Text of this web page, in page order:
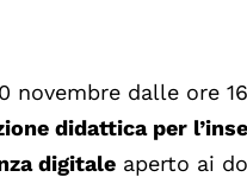
novembre dalle ore
didattica per
digitale aperto ai